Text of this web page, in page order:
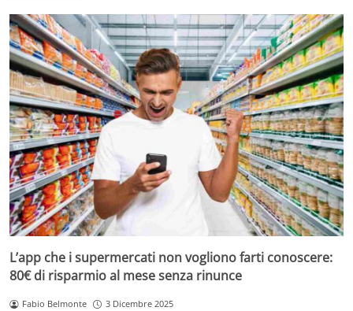
L’app che i supermercati non vogliono farti conoscere:
80€ di risparmio al mese senza rinunce
Fabio Belmonte 3 Dicembre 2025